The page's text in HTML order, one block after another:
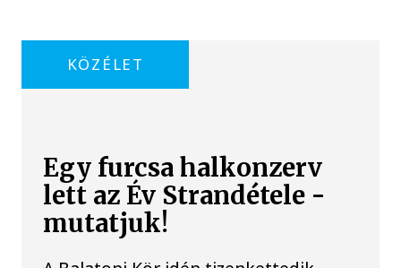
KÖZÉLET
Egy furcsa halkonzerv
lett az Év Strandétele -
mutatjuk!